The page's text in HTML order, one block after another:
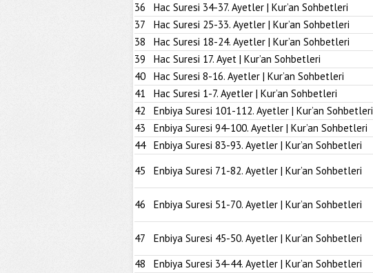
36
Hac Suresi 34-37. Ayetler | Kur’an Sohbetleri
37
Hac Suresi 25-33. Ayetler | Kur’an Sohbetleri
38
Hac Suresi 18-24. Ayetler | Kur’an Sohbetleri
39
Hac Suresi 17. Ayet | Kur’an Sohbetleri
40
Hac Suresi 8-16. Ayetler | Kur’an Sohbetleri
41
Hac Suresi 1-7. Ayetler | Kur’an Sohbetleri
42
Enbiya Suresi 101-112. Ayetler | Kur’an Sohbetleri
43
Enbiya Suresi 94-100. Ayetler | Kur’an Sohbetleri
44
Enbiya Suresi 83-93. Ayetler | Kur’an Sohbetleri
45
Enbiya Suresi 71-82. Ayetler | Kur’an Sohbetleri
46 Enbiya Suresi 51-70. Ayetler | Kur’an Sohbetleri
47 Enbiya Suresi 45-50. Ayetler | Kur’an Sohbetleri
48
Enbiya Suresi 34-44. Ayetler | Kur’an Sohbetleri